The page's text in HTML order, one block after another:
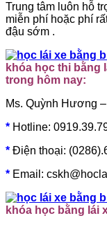
Trung tâm luôn hỗ
miễn phí hoặc phí
đậu sớm .
khóa học thi bằng
trong hôm nay:
Ms. Quỳnh Hương
* Hotline:
* Điện thoại:
* Email:
khóa học bằng lái